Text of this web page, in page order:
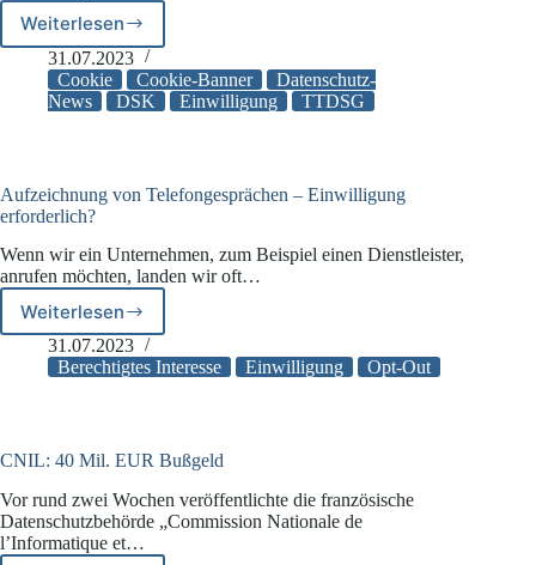
Weiterlesen
DSK
zu
Diensten
zur
31.07.2023
Cookie
Cookie-Banner
Datenschutz-
News
DSK Einwilligung TTDSG
Aufzeichnung von Telefongesprächen – Einwilligung
erforderlich?
Wenn wir ein Unternehmen, zum Beispiel einen Dienstleister,
anrufen möchten, landen wir oft…
WeiterlesenAufzeichnung
von
Telefongesprächen
31.07.2023
Berechtigtes Interesse
Einwilligung Opt-Out
CNIL: 40 Mil. EUR Bußgeld
Vor rund zwei Wochen veröffentlichte die französische
Datenschutzbehörde „Commission Nationale de
l’Informatique et…